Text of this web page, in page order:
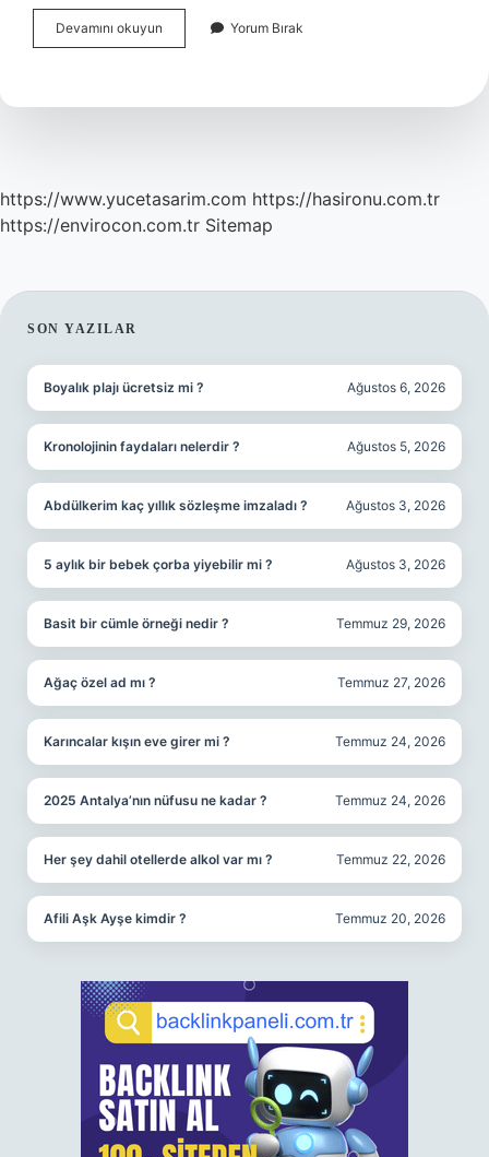
Devamını okuyun İStihbarat
Kaç
Yorum Bırak
https://www.yucetasarim.com https://hasironu.com.tr
https://envirocon.com.tr Sitemap
SIDEBAR
SON YAZILAR
Boyalık plajı ücretsiz mi ? Ağustos 6, 2026
Kronolojinin faydaları nelerdir ? Ağustos 5, 2026
Abdülkerim kaç yıllık sözleşme imzaladı ? Ağustos 3, 2026
5 aylık bir bebek çorba yiyebilir mi ? Ağustos 3, 2026
Basit bir cümle örneği nedir ? Temmuz 29, 2026
Ağaç özel ad mı ? Temmuz 27, 2026
Karıncalar kışın eve girer mi ? Temmuz 24, 2026
2025 Antalya’nın nüfusu ne kadar ? Temmuz 24, 2026
Her şey dahil otellerde alkol var mı ? Temmuz 22, 2026
Afili Aşk Ayşe kimdir ? Temmuz 20, 2026